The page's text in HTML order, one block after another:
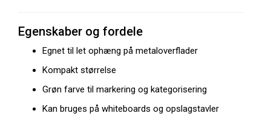
Egenskaber og fordele
Egnet til let ophæng på metaloverflader
Kompakt størrelse
Grøn farve til markering og kategorisering
Kan bruges på whiteboards og opslagstavler